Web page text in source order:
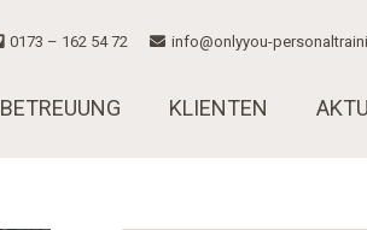
0173 – 162 54 72 info@onlyyou-
BETREUUNG KLIENTEN